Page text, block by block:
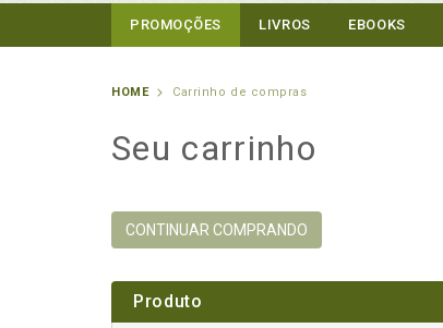
PROMOÇÕES LIVROS EBOOKS
HOME Carrinho de compras
Seu carrinho
CONTINUAR COMPRANDO
Produto